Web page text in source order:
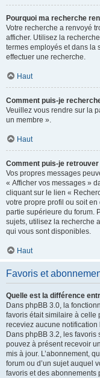
Pourquoi ma recherche
Votre recherche a renvoyé
afficher. Utilisez la
termes employés et dans la
effectuer une recherche.
Haut
Comment puis-je
Veuillez vous rendre sur la
un membre ».
Haut
Comment puis-je
Vos propres messages
« Afficher vos messages »
cliquant sur le lien «
votre propre profil ou soit
partie supérieure du forum.
sujets, utilisez la recherche
qui vous sont disponibles.
Haut
Favoris et
Quelle est la différence
Dans phpBB 3.0, la
favoris était similaire à celle
receviez aucune notification
Dans phpBB 3.2, les
pouvez à présent recevoir
mis à jour. L’abonnement,
forum ou d’un sujet auquel
favoris et des abonnements